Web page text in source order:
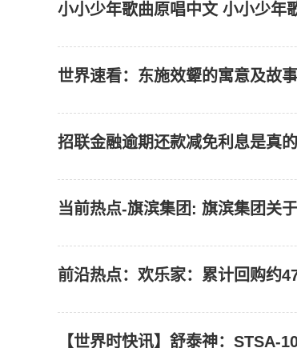
小小少年歌曲原唱中文 小小少年
世界速看：东施效颦的寓意及故
招联金融逾期还款减免利息是真
当前热点-旗滨集团: 旗滨集团关
前沿热点：欢乐家：累计回购约
【世界时快讯】舒泰神：STSA-